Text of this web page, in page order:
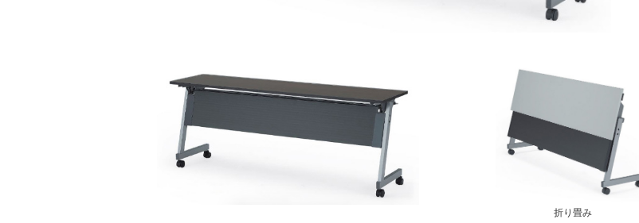
折り畳み